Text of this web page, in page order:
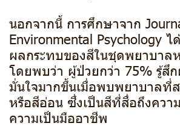
นอกจากนี้ การศึกษาจาก
Environmental Psychology ไ
ผลกระทบของสีในชุดพยาบาล​
โดยพบว่า ผู้ป่วยกว่า 75% รู้สึ
มั่นใจมากขึ้นเมื่อพบพยาบาลที่
หรือสีอ่อน ซึ่งเป็นสีที่สื่อถึงควา
ความเป็นมืออาชีพ